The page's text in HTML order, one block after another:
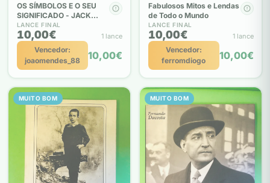
OS SÍMBOLOS E O SEU
SIGNIFICADO - JACK
TRESIDDER
LANCE FINAL
10,00€ 1 lance
Vencedor:
joaomendes_88
10,00€
Fabulosos Mitos e Lendas
de Todo o Mundo
LANCE FINAL
10,00€ 1 lance
Vencedor:
ferromdiogo
10,00€
MUITO BOM MUITO BOM